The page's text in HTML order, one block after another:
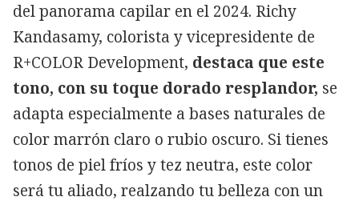
del panorama capilar en el 2024. Richy
Kandasamy, colorista y vicepresidente de
R+COLOR Development, destaca que este
tono, con su toque dorado resplandor, se
adapta especialmente a bases naturales de
color marrón claro o rubio oscuro. Si tienes
tonos de piel fríos y tez neutra, este color
será tu aliado, realzando tu belleza con un